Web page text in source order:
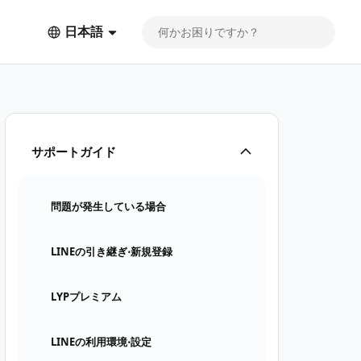
日本語
サポートガイド
問題が発生している場合
LINEの引き継ぎ⋅新規登録
LYPプレミアム
LINEの利用環境⋅設定